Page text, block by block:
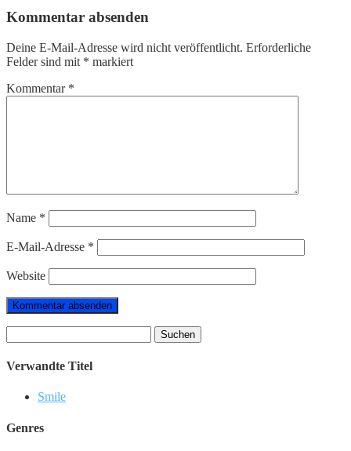
Kommentar absenden
Deine E-Mail-Adresse wird nicht veröffentlicht. Erforderliche
Felder sind mit * markiert
Kommentar *
Name *
E-Mail-Adresse *
Website
nach:
Verwandte Titel
Smile
Genres